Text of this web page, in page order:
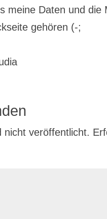
meine Daten und die
gehören (-;
nicht veröffentlicht.